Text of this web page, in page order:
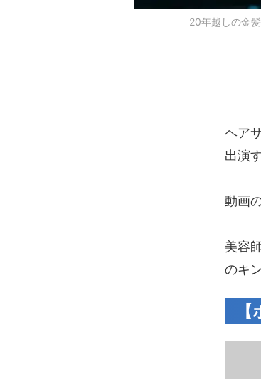
20年越しの金
ヘア
出演
動画
美容
のキ